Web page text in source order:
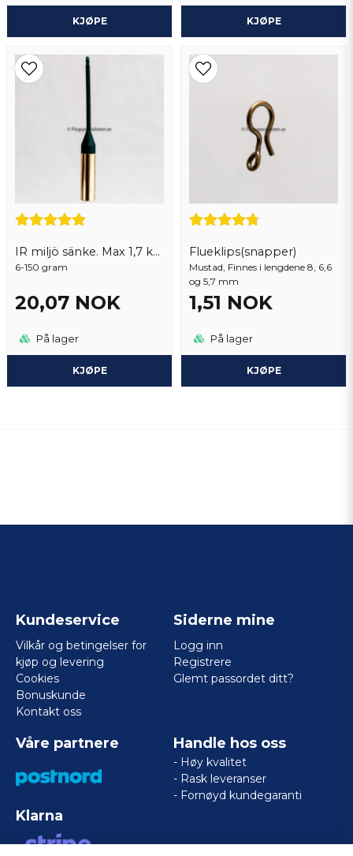
KJØPE KJØPE
IR miljö sänke. Max 1,7 kg per order
6-150 gram
20,07 NOK
På lager
KJØPE
Flueklips(snapper)
Mustad, Finnes i lengdene 8, 6,6
og 5,7 mm
1,51 NOK
På lager
KJØPE
Kundeservice
Vilkår og betingelser for
kjøp og levering
Cookies
Bonuskunde
Kontakt oss
Siderne mine
Logg inn
Registrere
Glemt passordet ditt?
Våre partnere
Klarna
Handle hos oss
- Høy kvalitet
- Rask leveranser
- Fornøyd kundegaranti